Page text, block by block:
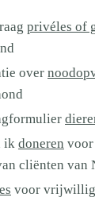
privéles of
over
ik doneren voor
cliënten van
voor